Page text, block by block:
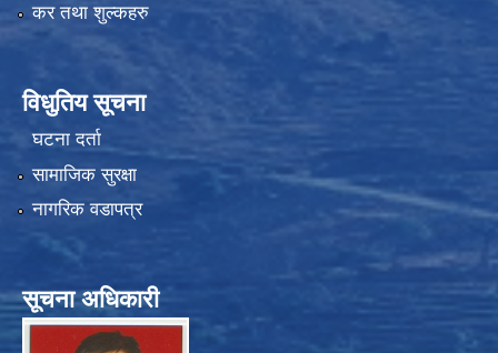
कर तथा शुल्कहरु
विधुतिय सूचना
घटना दर्ता
सामाजिक सुरक्षा
नागरिक वडापत्र
सूचना अधिकारी